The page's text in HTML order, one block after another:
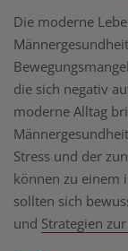
Die moderne
die sich negativ
moderne Alltag
Stress und der
können zu einem
sollten sich
und Strategien